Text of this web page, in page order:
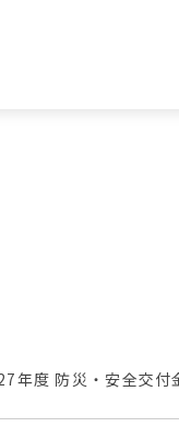
年度 防災・安全交付